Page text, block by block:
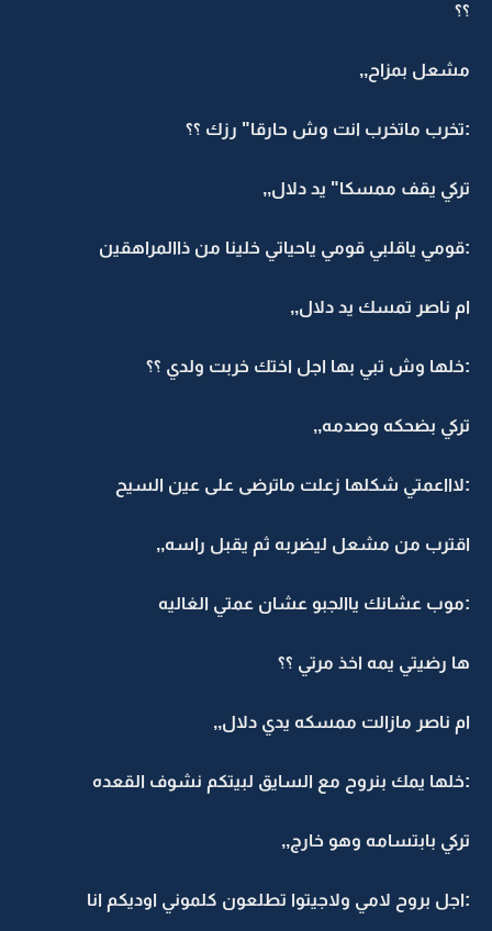
؟؟
مشعل بمزاح,,
:تخرب ماتخرب انت وش حارقا" رزك ؟؟
تركي يقف ممسكا" يد دلال,,
:قومي ياقلبي قومي ياحياتي خلينا من ذاالمراهقين
ام ناصر تمسك يد دلال,,
:خلها وش تبي بها اجل اختك خربت ولدي ؟؟
تركي بضحكه وصدمه,,
:لاااعمتي شكلها زعلت ماترضى على عين السيح
اقترب من مشعل ليضربه ثم يقبل راسه,,
:موب عشانك ياالجبو عشان عمتي الغاليه
ها رضيتي يمه اخذ مرتي ؟؟
ام ناصر مازالت ممسكه يدي دلال,,
:خلها يمك بنروح مع السايق لبيتكم نشوف القعده
تركي بابتسامه وهو خارج,,
:اجل بروح لامي ولاجيتوا تطلعون كلموني اوديكم انا